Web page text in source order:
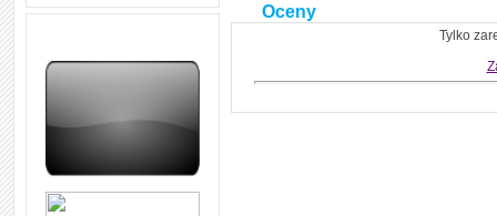
pozwoli Ci opanować język
Angielskie przyimki
zapamiętasz
zrozumiale wytłumaczył, na
czym polega mowa zależna
(reported speech) w języku
angielskim
Oceny
Tylko